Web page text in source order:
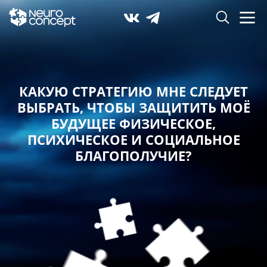
КАКУЮ СТРАТЕГИЮ МНЕ СЛЕДУЕТ
ВЫБРАТЬ,ЧТОБЫ ЗАЩИТИТЬ МОЁ
БУДУЩЕЕ ФИЗИЧЕСКОЕ,
ПСИХИЧЕСКОЕ И СОЦИАЛЬНОЕ
БЛАГОПОЛУЧИЕ?